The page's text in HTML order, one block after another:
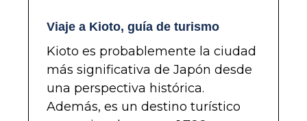
Viaje a Kioto, guía de turismo
Kioto es probablemente la ciudad
más significativa de Japón desde
una perspectiva histórica.
Además, es un destino turístico